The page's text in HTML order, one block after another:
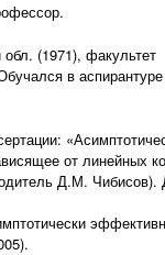
(1971), факультет
в аспирантуре
от линейных
Д.М. Чибисов).